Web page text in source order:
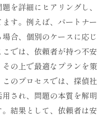
を詳細にヒアリングし、
す。例えば、パートナー
合、個別のケースに応じ
では、依頼者が持つ不安
の上で最適なプランを策
のプロセスでは、探偵社
され、問題の本質を解明
結果として、依頼者は安